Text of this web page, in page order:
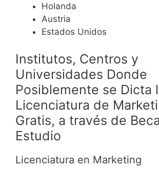
Holanda
Austria
Estados Unidos
Institutos, Centros y
Universidades Donde
Posiblemente se Dicta
Licenciatura de
Gratis, a través de
Estudio
Licenciatura en Marketing